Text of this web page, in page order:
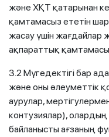
және ХҚТ қатарынан
қамтамасыз ететін
жасау үшін жағдайлар
ақпараттық
3.2 Мүгедектігі бар
және оны әлеуметтік
аурулар,
контузиялар),
байланысты ағзаның